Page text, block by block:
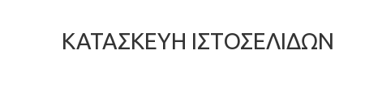
ΚΑΤΑΣΚΕΥΗ ΙΣΤΟΣΕΛΙΔΩΝ